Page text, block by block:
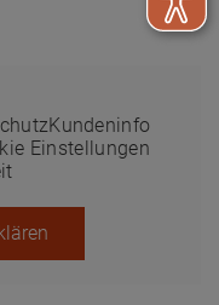
Kundeninfo
Einstellungen